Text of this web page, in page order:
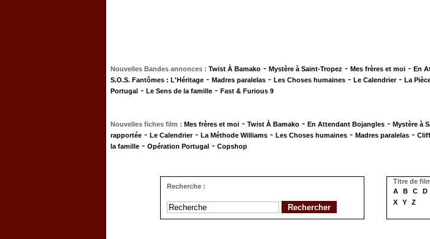
Nouvelles Bandes annonces : Twist À Bamako - Mystère à Saint-Tropez - Mes frères et moi - En
S.O.S. Fantômes : L'Héritage - Madres paralelas - Les Choses humaines - Le Calendrier- La
Portugal - Le Sens de la famille - Fast & Furious 9
Nouvelles fiches film : Mes frères et moi - Twist À Bamako - En Attendant Bojangles - Mystère à
rapportée - Le Calendrier- La Méthode Williams - Les Choses humaines - Madres paralelas -
la famille - Opération Portugal - Copshop
Recherche :
Titre de
A
B C D
X
Y Z